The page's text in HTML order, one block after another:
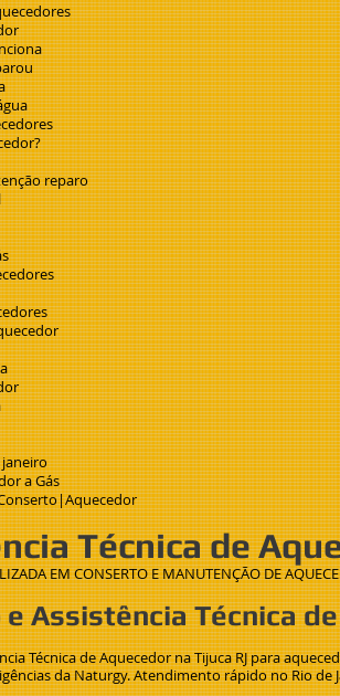
reparo
a Gás
Conserto|Aquecedor
Técnica de
EM CONSERTO E MANUTENÇÃO DE
Assistência Técnica
Técnica de Aquecedor na Tijuca RJ para
da Naturgy. Atendimento rápido no Rio de